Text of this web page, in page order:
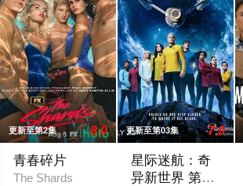
更新至第2集 8.0
青春碎片
The Shards
更新至第03集 7.0
星际迷航：奇
异新世界 第四